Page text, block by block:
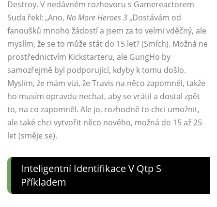
Destroy. V nedávném rozhovoru s Gamereactorem
Suda řekl: „Ano, No More Heroes 3„Dostávám od
fanoušků mnoho žádostí a jsem za to velmi vděčný, ale
myslím, že se to může stát do 15 let? (Smích). Možná ne
prostřednictvím Kickstarteru, ale GungHo by
samozřejmě byl podporující, kdyby k tomu došlo.
Myslím, že mám vizi, že Travis na něco zapomněl, takže
ho musím opravdu nechat, aby se vrátil a dostal zpět
to, na co zapomněl. Ale jo, rozhodně to chci umožnit,
ale také chci vytvořit něco nového, možná do 15 až 25
let (směje se).
Inteligentní Identifikace V Qtp S
Příkladem